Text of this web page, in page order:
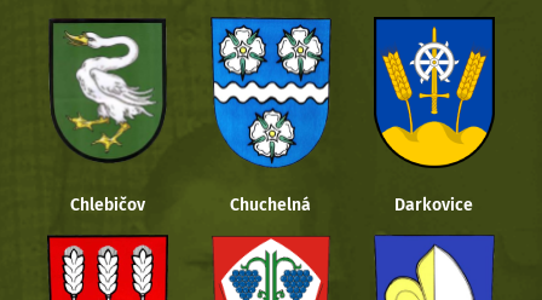
Chlebičov Chuchelná Darkovice